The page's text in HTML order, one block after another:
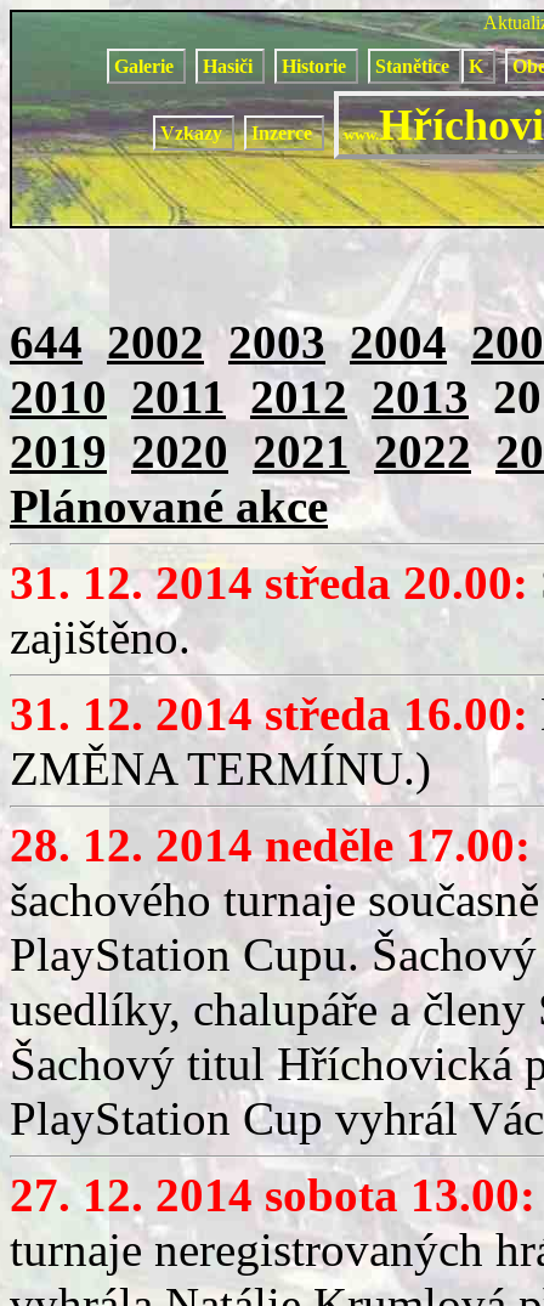
Galerie Hasiči Historie Stanětice K
Vzkazy Inzerce www.
644 2002 2003 2004
2010 2011 2012 2013
2019 2020 2021 2022
Plánované akce
31. 12. 2014 středa 20.00:
zajištěno.
31. 12. 2014 středa 16.00:
ZMĚNA TERMÍNU.)
28. 12. 2014 neděle 17.00:
šachového turnaje
PlayStation Cupu.
usedlíky, chalupáře a
Šachový titul Hříchovická
PlayStation Cup vyhrál
27. 12. 2014 sobota 13.00:
turnaje neregistrovaných